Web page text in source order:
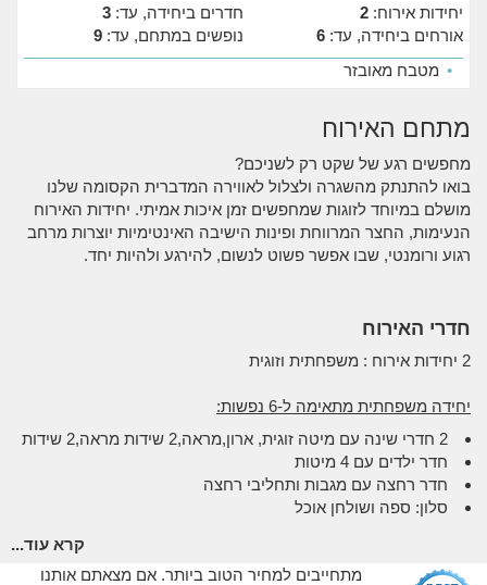
יחידות אירוח: 2 חדרים ביחידה, עד: 3
אורחים ביחידה, עד: 6 נופשים במתחם, עד: 9
• מטבח מאובזר
מתחם האירוח
מחפשים רגע של שקט רק לשניכם?
בואו להתנתק מהשגרה ולצלול לאווירה המדברית הקסומה שלנו
מושלם במיוחד לזוגות שמחפשים זמן איכות אמיתי. יחידות האירוח
הנעימות, החצר המרווחת ופינות הישיבה האינטימיות יוצרות מרחב
רגוע ורומנטי, שבו אפשר פשוט לנשום, להירגע ולהיות יחד.
חדרי האירוח
2 יחידות אירוח : משפחתית וזוגית
יחידה משפחתית מתאימה ל-6 נפשות:
2 חדרי שינה עם מיטה זוגית, ארון,מראה,2 שידות מראה,2 שידות
חדר ילדים עם 4 מיטות
חדר רחצה עם מגבות ותחליבי רחצה
סלון: ספה ושולחן אוכל
קרא עוד...
מתחייבים למחיר הטוב ביותר. אם מצאתם אותנו